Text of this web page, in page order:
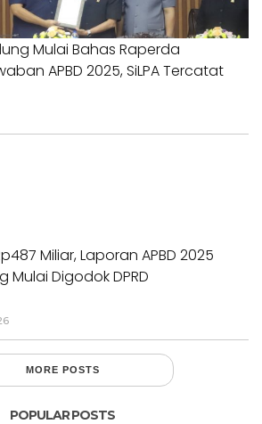
Mulai Bahas Raperda
APBD 2025, SiLPA Tercatat
Miliar, Laporan APBD 2025
Mulai Digodok DPRD
MORE POSTS
POPULAR POSTS